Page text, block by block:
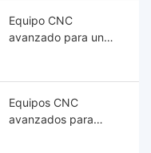
Equipo CNC
avanzado para un
Equipos CNC
avanzados para